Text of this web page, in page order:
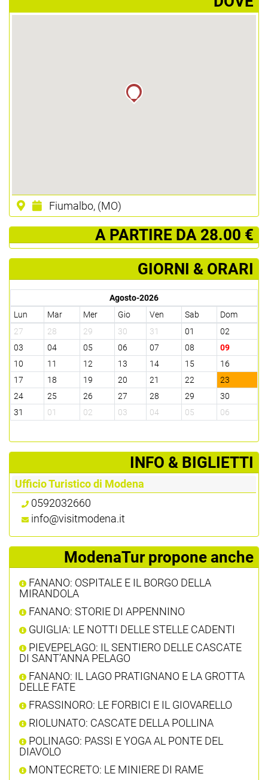
Fiumalbo, (MO)
­ A PARTIRE DA 28.00 €
GIORNI & ORARI
Agosto-2026
Lun
Mar Mer Gio Ven Sab
Dom
27
28 29 30 31 01
02
03
04 05 06 07 08
09
10
11 12 13 14 15
16
17
18 19 20 21 22
23
24
25 26 27 28 29
30
31
01 02 03 04 05 06
­INFO & BIGLIETTI
Ufficio Turistico di Modena
0592032660
info@visitmodena.it
ModenaTur propone anche
FANANO: OSPITALE E IL BORGO DELLA
MIRANDOLA
FANANO: STORIE DI APPENNINO
GUIGLIA: LE NOTTI DELLE STELLE CADENTI
PIEVEPELAGO: IL SENTIERO DELLE CASCATE
DI SANT’ANNA PELAGO
FANANO: IL LAGO PRATIGNANO E LA GROTTA
DELLE FATE
FRASSINORO: LE FORBICI E IL GIOVARELLO
RIOLUNATO: CASCATE DELLA POLLINA
POLINAGO: PASSI E YOGA AL PONTE DEL
DIAVOLO
MONTECRETO: LE MINIERE DI RAME